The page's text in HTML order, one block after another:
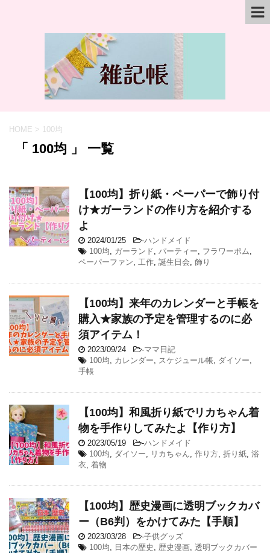
HOME > 100均
「 100均 」 一覧
【100均】折り紙・ペーパーで飾り付
け★ガーランドの作り方を紹介する
よ
2024/01/25 -ハンドメイド
100均, ガーランド, パーティー, フラワーポム,
ペーパーファン, 工作, 誕生日会, 飾り
【100均】来年のカレンダーと手帳を
購入★家族の予定を管理するのに必
須アイテム！
2023/09/24 -ママ日記
100均, カレンダー, スケジュール帳, ダイソー,
手帳
【100均】和風折り紙でリカちゃん着
物を手作りしてみたよ【作り方】
2023/05/19 -ハンドメイド
100均, ダイソー, リカちゃん, 作り方, 折り紙, 浴
衣, 着物
【100均】歴史漫画に透明ブックカバ
ー（B6判）をかけてみた【手順】
2023/03/28 -子供グッズ
100均, 日本の歴史 , 歴史漫画, 透明ブックカバー